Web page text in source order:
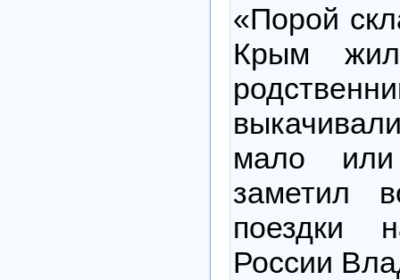
«Порой
Крым
мало или
заметил
поездки
России